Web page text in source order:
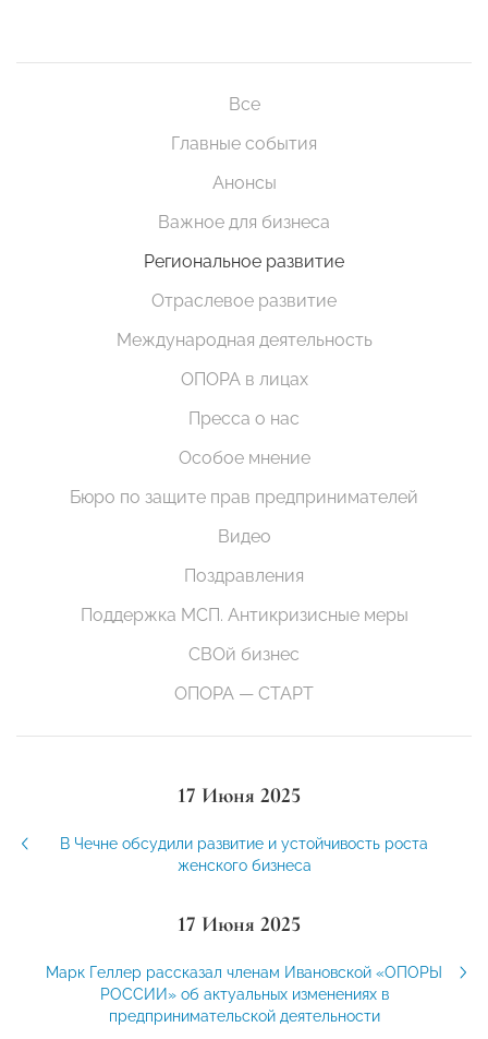
Все
Главные события
Анонсы
Важное для бизнеса
Региональное развитие
Отраслевое развитие
Международная деятельность
ОПОРА в лицах
Пресса о нас
Особое мнение
Бюро по защите прав предпринимателей
Видео
Поздравления
Поддержка МСП. Антикризисные меры
СВОй бизнес
ОПОРА — СТАРТ
17 Июня 2025
В Чечне обсудили развитие и устойчивость роста
женского бизнеса
17 Июня 2025
Марк Геллер рассказал членам Ивановской «ОПОРЫ
РОССИИ» об актуальных изменениях в
предпринимательской деятельности